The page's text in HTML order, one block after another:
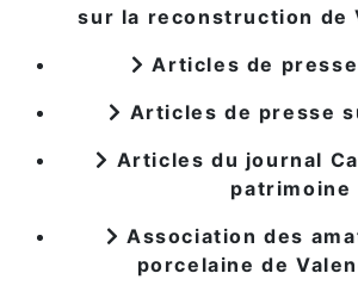
sur la reconstruction de
Articles de
Articles de presse
Articles du journal
patrimoine
Association des
porcelaine de